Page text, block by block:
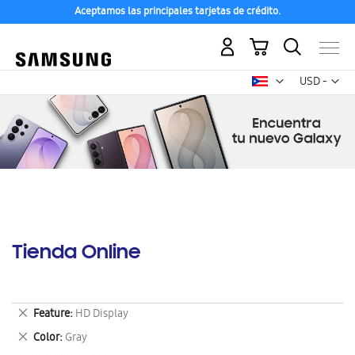
Aceptamos las principales tarjetas de crédito.
USD -
dólar
Mi carrito
Tienda Online
Feature HD Display
Eliminar
este
artículo
Color Gray
Eliminar